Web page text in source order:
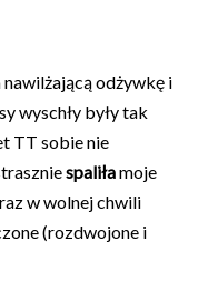
nawilżającą odżywkę i
wyschły były tak
TT sobie nie
spaliłamoje
w wolnej chwili
(rozdwojone i